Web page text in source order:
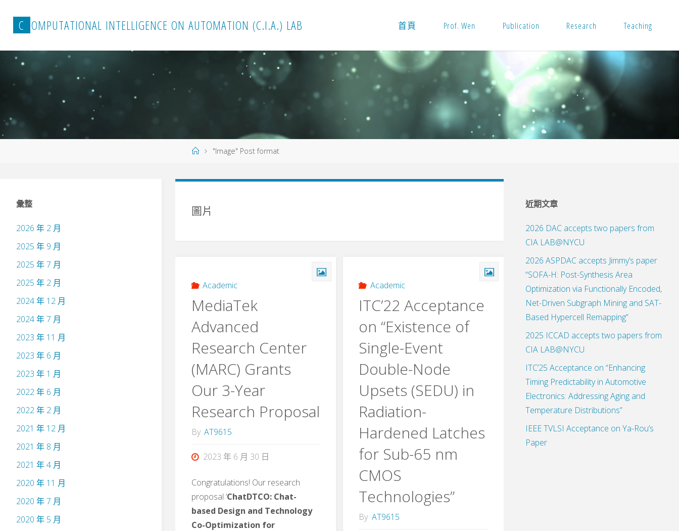
content
C OMPUTATIONAL INTELLIGENCE ON AUTOMATION (C.I.A.) LAB 首頁 Prof. Wen Publication Research Teaching
Home"Image" Post format
圖片
Academic
MediaTek
Advanced
Research Center
(MARC) Grants
Our 3-Year
Research Proposal
By AT9615
2023 年 6 月 30 日
Congratulations! Our research
proposal ‘ChatDTCO: Chat-
based Design and Technology
Co-Optimization for
Academic
ITC’22 Acceptance
on “Existence of
Single-Event
Double-Node
Upsets (SEDU) in
Radiation-
Hardened Latches
for Sub-65 nm
CMOS
Technologies”
By AT9615
彙整
2026 年 2 月
2025 年 9 月
2025 年 7 月
2025 年 2 月
2024 年 12 月
2024 年 7 月
2023 年 11 月
2023 年 6 月
2023 年 1 月
2022 年 6 月
2022 年 2 月
2021 年 12 月
2021 年 8 月
2021 年 4 月
2020 年 11 月
2020 年 7 月
2020 年 5 月
近期文章
2026 DAC accepts two papers from
CIA LAB@NYCU
2026 ASPDAC accepts Jimmy’s paper
“SOFA-H: Post-Synthesis Area
Optimization via Functionally Encoded,
Net-Driven Subgraph Mining and SAT-
Based Hypercell Remapping”
2025 ICCAD accepts two papers from
CIA LAB@NYCU
ITC’25 Acceptance on “Enhancing
Timing Predictability in Automotive
Electronics: Addressing Aging and
Temperature Distributions”
IEEE TVLSI Acceptance on Ya-Rou’s
Paper